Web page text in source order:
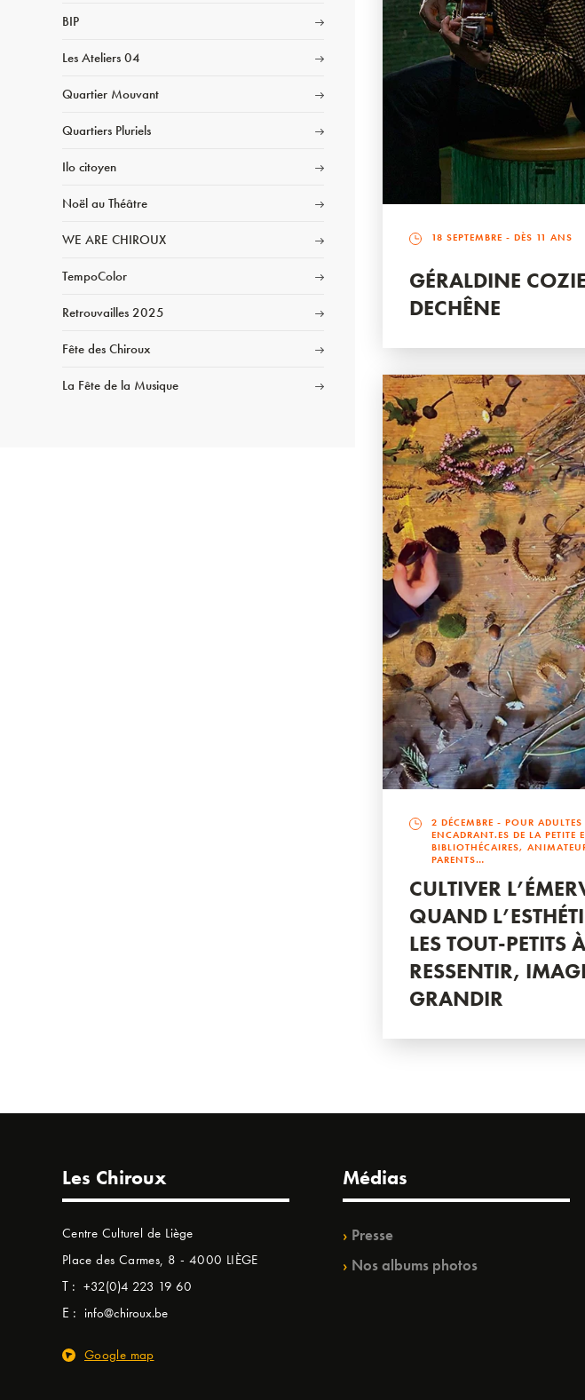
BIP
Les Ateliers 04
Quartier Mouvant
Quartiers Pluriels
Ilo citoyen
Noël au Théâtre
WE ARE CHIROUX
TempoColor
Retrouvailles 2025
Fête des Chiroux
La Fête de la Musique
18 SEPTEMBRE - DÈS 11 ANS
GÉRALDINE
DECHÊNE
2 DÉCEMBRE - POUR
ENCADRANT.ES DE LA PETITE
BIBLIOTHÉCAIRES,
PARENTS…
CULTIVER
QUAND
LES TOUT-PETITS
RESSENTIR,
GRANDIR
Les Chiroux
Centre Culturel de Liège
Place des Carmes, 8 - 4000 LIÈGE
T : +32(0)4 223 19 60
E : info@chiroux.be
Google map
Médias
Presse
Nos albums photos